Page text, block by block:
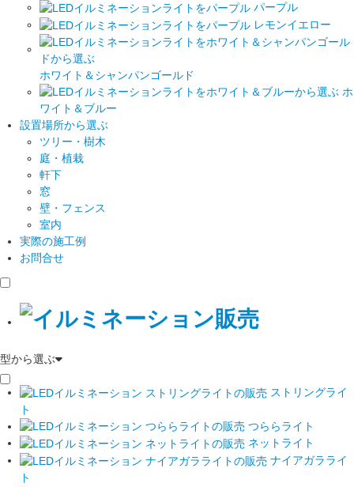
パープル
レモンイエロー
ホワイト＆シャンパンゴールド
ホ
ワイト＆ブルー
設置場所から選ぶ
ツリー・樹木
庭・植栽
軒下
窓
壁・フェンス
室内
実際の施工例
お問合せ
型から選ぶ
ストリングライ
ト
つららライト
ネットライト
ナイアガラライ
ト